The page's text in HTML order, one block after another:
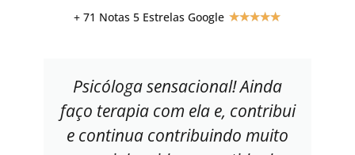
+ 71 Notas 5 Estrelas Google ★★★★★
Psicóloga sensacional! Ainda
faço terapia com ela e, contribui
e continua contribuindo muito